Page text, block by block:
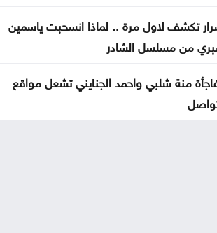
تكشف لاول مرة .. لماذا انسحبت ياسمين
من مسلسل الشادر
منة شلبي واحمد الجنايني تشعل مواقع